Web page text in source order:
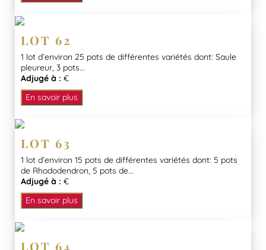
LOT 62
1 lot d’environ 25 pots de différentes variétés dont: Saule
pleureur, 3 pots...
Adjugé à : €
En savoir plus
LOT 63
1 lot d’environ 15 pots de différentes variétés dont: 5 pots
de Rhododendron, 5 pots de...
Adjugé à : €
En savoir plus
LOT 64